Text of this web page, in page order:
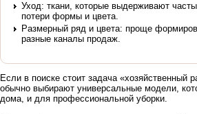
Уход: ткани, которые выдерживают
потери формы и цвета.
Размерный ряд и цвета: проще
разные каналы продаж.
Если в поиске стоит задача «хозяйственный
обычно выбирают универсальные модели,
дома, и для профессиональной уборки.